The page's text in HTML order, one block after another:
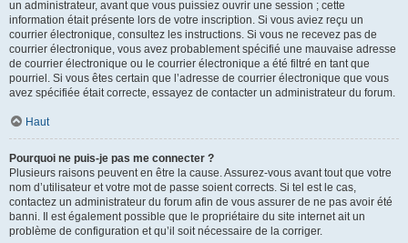
un administrateur, avant que vous puissiez ouvrir une session ; cette
information était présente lors de votre inscription. Si vous aviez reçu un
courrier électronique, consultez les instructions. Si vous ne recevez pas de
courrier électronique, vous avez probablement spécifié une mauvaise adresse
de courrier électronique ou le courrier électronique a été filtré en tant que
pourriel. Si vous êtes certain que l’adresse de courrier électronique que vous
avez spécifiée était correcte, essayez de contacter un administrateur du forum.
Haut
Pourquoi ne puis-je pas me connecter ?
Plusieurs raisons peuvent en être la cause. Assurez-vous avant tout que votre
nom d’utilisateur et votre mot de passe soient corrects. Si tel est le cas,
contactez un administrateur du forum afin de vous assurer de ne pas avoir été
banni. Il est également possible que le propriétaire du site internet ait un
problème de configuration et qu’il soit nécessaire de la corriger.